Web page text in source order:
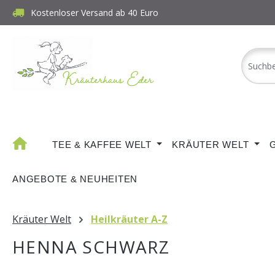
Hauptinhalt springen
Zur Suche springen
Zur Hauptnavigation springen
Kostenloser Versand ab 40 Euro
TEE & KAFFEE WELT KRÄUTER WELT
ANGEBOTE & NEUHEITEN
Kräuter Welt Heilkräuter A-Z
HENNA SCHWARZ